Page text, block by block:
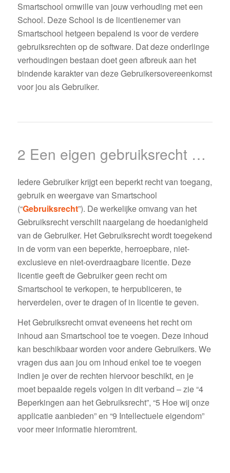
Smartschool omwille van jouw verhouding met een
School. Deze School is de licentienemer van
Smartschool hetgeen bepalend is voor de verdere
gebruiksrechten op de software. Dat deze onderlinge
verhoudingen bestaan doet geen afbreuk aan het
bindende karakter van deze Gebruikersovereenkomst
voor jou als Gebruiker.
2 Een eigen gebruiksrecht …
Iedere Gebruiker krijgt een beperkt recht van toegang,
gebruik en weergave van Smartschool
(“Gebruiksrecht”). De werkelijke omvang van het
Gebruiksrecht verschilt naargelang de hoedanigheid
van de Gebruiker. Het Gebruiksrecht wordt toegekend
in de vorm van een beperkte, herroepbare, niet-
exclusieve en niet-overdraagbare licentie. Deze
licentie geeft de Gebruiker geen recht om
Smartschool te verkopen, te herpubliceren, te
herverdelen, over te dragen of in licentie te geven.
Het Gebruiksrecht omvat eveneens het recht om
inhoud aan Smartschool toe te voegen. Deze inhoud
kan beschikbaar worden voor andere Gebruikers. We
vragen dus aan jou om inhoud enkel toe te voegen
indien je over de rechten hiervoor beschikt, en je
moet bepaalde regels volgen in dit verband – zie “4
Beperkingen aan het Gebruiksrecht”, “5 Hoe wij onze
applicatie aanbieden” en “9 Intellectuele eigendom”
voor meer informatie hieromtrent.